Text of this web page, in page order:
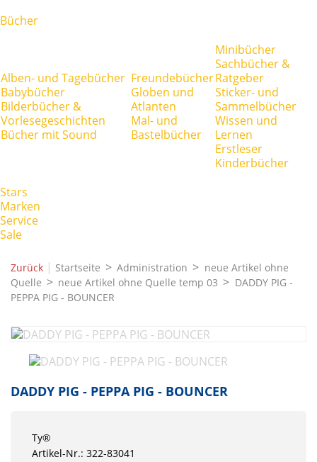
Bücher
Alben- und Tagebücher
Babybücher
Bilderbücher &
Vorlesegeschichten
Bücher mit Sound
Freundebücher
Globen und
Atlanten
Mal- und
Bastelbücher
Minibücher
Sachbücher &
Ratgeber
Sticker- und
Sammelbücher
Wissen und
Lernen
Erstleser
Kinderbücher
Stars
Marken
Service
Sale
Zurück | Startseite Administration
neue Artikel ohne
Quelle
neue Artikel ohne Quelle temp 03
DADDY PIG -
PEPPA PIG - BOUNCER
DADDY PIG - PEPPA PIG - BOUNCER
Ty®
Artikel-Nr.: 322-83041